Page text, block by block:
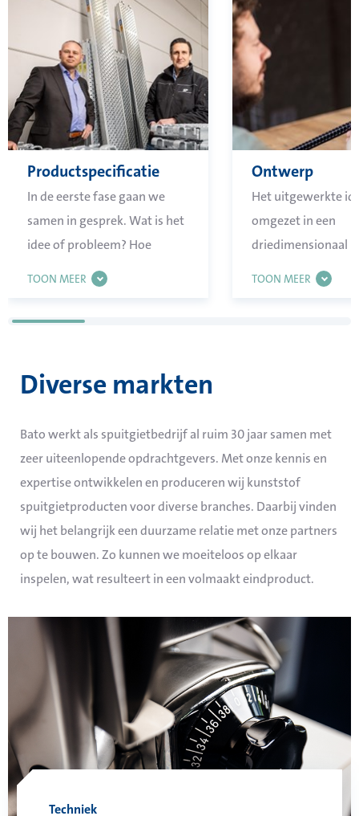
Productspecificatie
In de eerste fase gaan we
samen in gesprek. Wat is het
idee of probleem? Hoe
kunnen we dit vertalen naar
materiaalbepaling,
opzoek naar de
toepassen van biologisch
afbreekbare grondstoffen,
gerecyclede materialen of
sterke duurzame soorten
plastic.
TOON MEER
Ontwerp
Het uitgewerkte
omgezet in een
driedimensionaal
productontwerp.
TOON MEER
Diverse markten
Bato werkt als spuitgietbedrijf al ruim 30 jaar samen met
zeer uiteenlopende opdrachtgevers. Met onze kennis en
expertise ontwikkelen en produceren wij kunststof
spuitgietproducten voor diverse branches. Daarbij vinden
wij het belangrijk een duurzame relatie met onze partners
op te bouwen. Zo kunnen we moeiteloos op elkaar
inspelen, wat resulteert in een volmaakt eindproduct.
Techniek